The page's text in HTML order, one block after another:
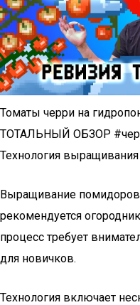
Томаты черри на
ТОТАЛЬНЫЙ ОБЗОР
Технология
Выращивание помидоров
рекомендуется
процесс требует
для новичков.
Технология включает